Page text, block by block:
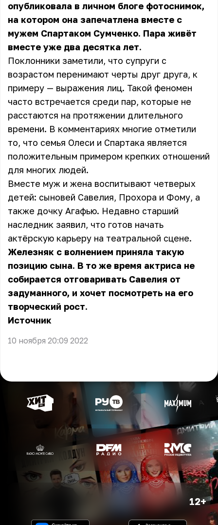
опубликовала в личном блоге фотоснимок,
на котором она запечатлена вместе с
мужем Спартаком Сумченко. Пара живёт
вместе уже два десятка лет.
Поклонники заметили, что супруги с
возрастом перенимают черты друг друга, к
примеру — выражения лиц. Такой феномен
часто встречается среди пар, которые не
расстаются на протяжении длительного
времени. В комментариях многие отметили
то, что семья Олеси и Спартака является
положительным примером крепких отношений
для многих людей.
Вместе муж и жена воспитывают четверых
детей: сыновей Савелия, Прохора и Фому, а
также дочку Агафью. Недавно старший
наследник заявил, что готов начать
актёрскую карьеру на театральной сцене.
Железняк с волнением приняла такую
позицию сына. В то же время актриса не
собирается отговаривать Савелия от
задуманного, и хочет посмотреть на его
творческий рост.
Источник
10 ноября 20:09 2022
12+